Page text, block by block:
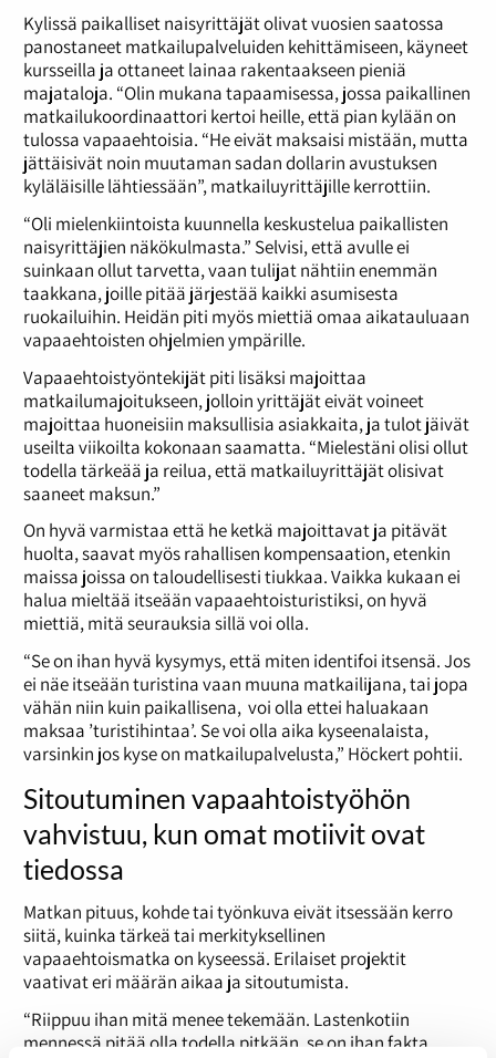
Kylissä paikalliset naisyrittäjät olivat vuosien saatossa
panostaneet matkailupalveluiden kehittämiseen, käyneet
kursseilla ja ottaneet lainaa rakentaakseen pieniä
majataloja. “Olin mukana tapaamisessa, jossa paikallinen
matkailukoordinaattori kertoi heille, että pian kylään on
tulossa vapaaehtoisia. “He eivät maksaisi mistään, mutta
jättäisivät noin muutaman sadan dollarin avustuksen
kyläläisille lähtiessään”, matkailuyrittäjille kerrottiin.
“Oli mielenkiintoista kuunnella keskustelua paikallisten
naisyrittäjien näkökulmasta.” Selvisi, että avulle ei
suinkaan ollut tarvetta, vaan tulijat nähtiin enemmän
taakkana, joille pitää järjestää kaikki asumisesta
ruokailuihin. Heidän piti myös miettiä omaa aikatauluaan
vapaaehtoisten ohjelmien ympärille.
Vapaaehtoistyöntekijät piti lisäksi majoittaa
matkailumajoitukseen, jolloin yrittäjät eivät voineet
majoittaa huoneisiin maksullisia asiakkaita, ja tulot jäivät
useilta viikoilta kokonaan saamatta. “Mielestäni olisi ollut
todella tärkeää ja reilua, että matkailuyrittäjät olisivat
saaneet maksun.”
On hyvä varmistaa että he ketkä majoittavat ja pitävät
huolta, saavat myös rahallisen kompensaation, etenkin
maissa joissa on taloudellisesti tiukkaa. Vaikka kukaan ei
halua mieltää itseään vapaaehtoisturistiksi, on hyvä
miettiä, mitä seurauksia sillä voi olla.
“Se on ihan hyvä kysymys, että miten identifoi itsensä. Jos
ei näe itseään turistina vaan muuna matkailijana, tai jopa
vähän niin kuin paikallisena, voi olla ettei haluakaan
maksaa ’turistihintaa’. Se voi olla aika kyseenalaista,
varsinkin jos kyse on matkailupalvelusta,” Höckert pohtii.
Sitoutuminen vapaahtoistyöhön
vahvistuu, kun omat motiivit ovat
tiedossa
Matkan pituus, kohde tai työnkuva eivät itsessään kerro
siitä, kuinka tärkeä tai merkityksellinen
vapaaehtoismatka on kyseessä. Erilaiset projektit
vaativat eri määrän aikaa ja sitoutumista.
“Riippuu ihan mitä menee tekemään. Lastenkotiin
mennessä pitää olla todella pitkään, se on ihan fakta.